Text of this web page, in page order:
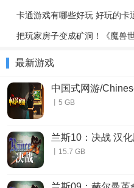
卡通游戏有哪些好玩 好玩的卡
把玩家房子变成矿洞！《魔兽
最新游戏
中国式网游/
账号】
丨5 GB
兰斯10：决战 汉化
丨15.7 GB